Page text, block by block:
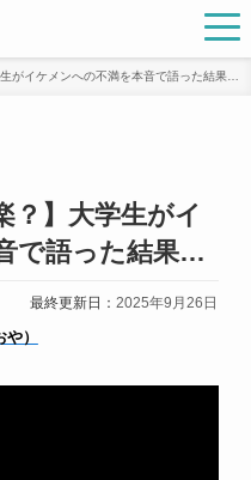
がイケメンへの不満を本音で語った結果…
？】大学生がイ
で語った結果…
最終更新日：2025年9月26日
）